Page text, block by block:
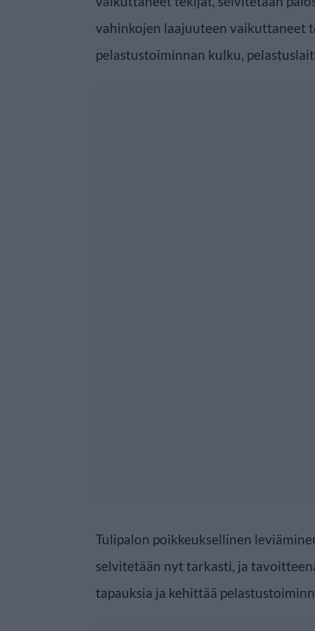
vahinkojen laajuuteen vaikuttaneet
pelastustoiminnan kulku,
Tulipalon poikkeuksellinen
selvitetään nyt tarkasti, ja
tapauksia ja kehittää